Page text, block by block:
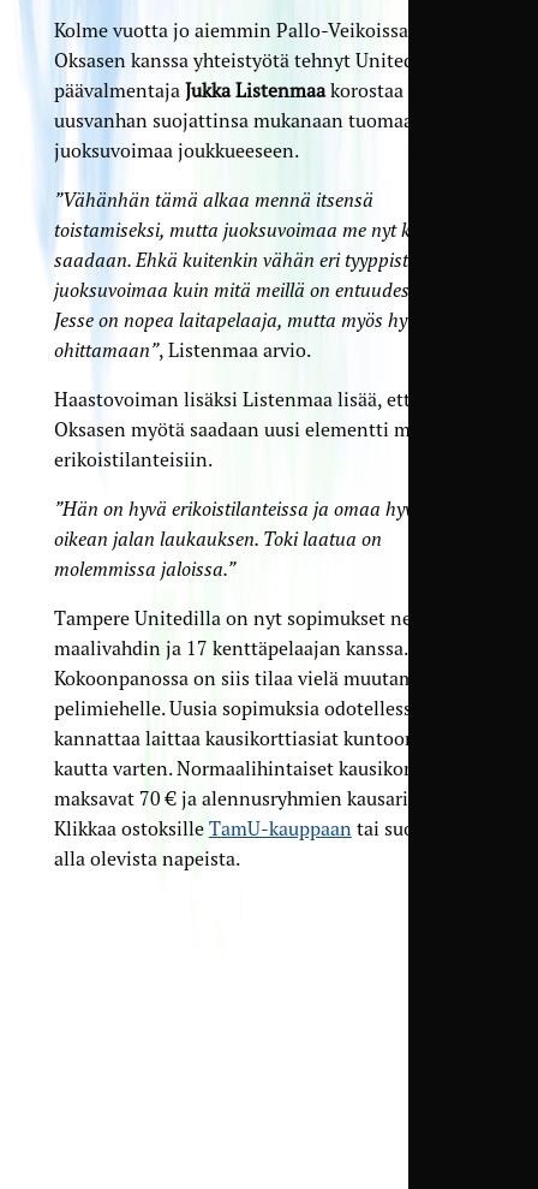
Kolme vuotta jo aiemmin Pallo-Veikoissa
Oksasen kanssa yhteistyötä tehnyt Unitedin
päävalmentaja Jukka Listenmaakorostaa
uusvanhan suojattinsa mukanaan tuomaa
juoksuvoimaa joukkueeseen.
”Vähänhän tämä alkaa mennä itsensä
toistamiseksi, mutta juoksuvoimaa me nyt kyllä
saadaan. Ehkä kuitenkin vähän eri tyyppistä
juoksuvoimaa kuin mitä meillä on entuudestaan.
Jesse on nopea laitapelaaja, mutta myös hyvä
ohittamaan”, Listenmaa arvio.
Haastovoiman lisäksi Listenmaa lisää, että
Oksasen myötä saadaan uusi elementti myös
erikoistilanteisiin.
”Hän on hyvä erikoistilanteissa ja omaa hyvän
oikean jalan laukauksen. Toki laatua on
molemmissa jaloissa.”
Tampere Unitedilla on nyt sopimukset neljän
maalivahdin ja 17 kenttäpelaajan kanssa.
Kokoonpanossa on siis tilaa vielä muutamalle
pelimiehelle. Uusia sopimuksia odotellessa
kannattaa laittaa kausikorttiasiat kuntoon tulevaa
kautta varten. Normaalihintaiset kausikortit
maksavat 70 € ja alennusryhmien kausarit 45 €.
Klikkaa ostoksille TamU-kauppaan tai suoraan
alla olevista napeista.